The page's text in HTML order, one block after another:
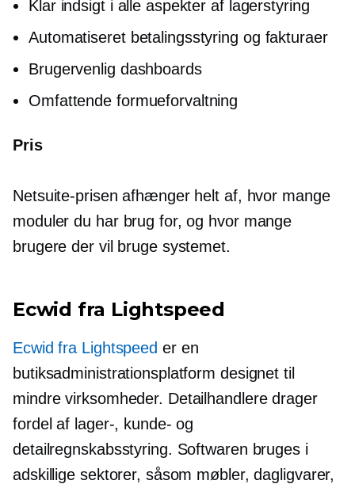
Klar indsigt i alle aspekter af lagerstyring
Automatiseret betalingsstyring og fakturaer
Brugervenlig dashboards
Omfattende formueforvaltning
Pris
Netsuite-prisen afhænger helt af, hvor mange
moduler du har brug for, og hvor mange
brugere der vil bruge systemet.
Ecwid fra Lightspeed
Ecwid fra Lightspeed er en
butiksadministrationsplatform designet til
mindre virksomheder. Detailhandlere drager
fordel af lager-, kunde- og
detailregnskabsstyring. Softwaren bruges i
adskillige sektorer, såsom møbler, dagligvarer,